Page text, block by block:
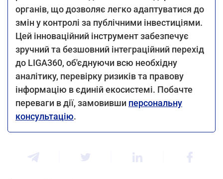
органів, що дозволяє легко адаптуватися до
змін у контролі за публічними інвестиціями.
Цей інноваційний інструмент забезпечує
зручний та безшовний інтеграційний перехід
до LIGA360, об'єднуючи всю необхідну
аналітику, перевірку ризиків та правову
інформацію в єдиній екосистемі. Побачте
переваги в дії, замовивши персональну
консультацію.